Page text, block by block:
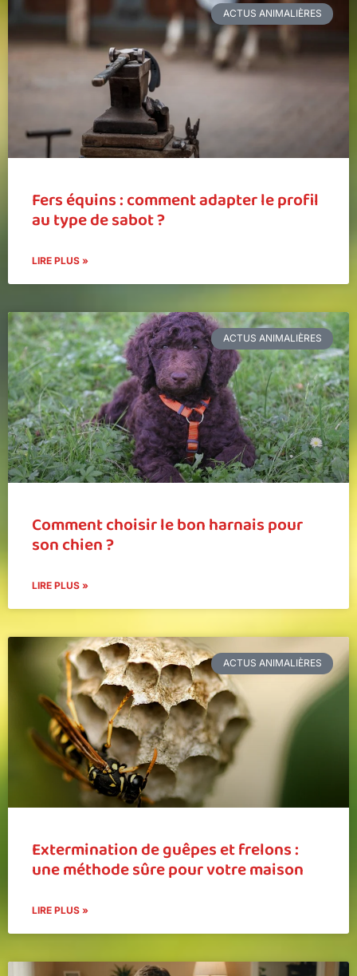
ACTUS ANIMALIÈRES
Fers équins : comment adapter le profil
au type de sabot ?
LIRE PLUS »
ACTUS ANIMALIÈRES
Comment choisir le bon harnais pour
son chien ?
LIRE PLUS »
ACTUS ANIMALIÈRES
Extermination de guêpes et frelons :
une méthode sûre pour votre maison
LIRE PLUS »